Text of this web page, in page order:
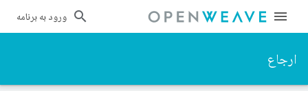
ورود به برنامه
ارجاع